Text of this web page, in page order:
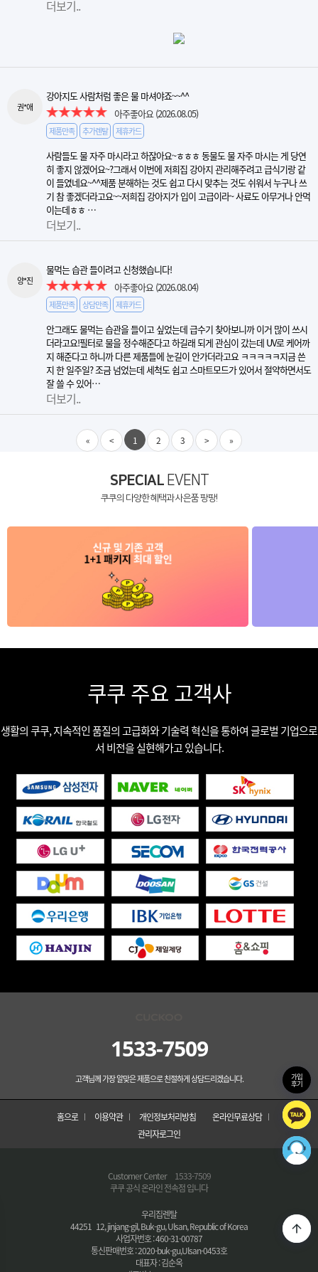
더보기..
권*애
강아지도 사람처럼 좋은 물 마셔야죠~~^^
아주좋아요(2026.08.05)
제품만족 추가렌탈 제휴카드
사람들도 물 자주 마시라고 하잖아요~ㅎㅎㅎ 동물도 물 자주 마시는 게 당연
히 좋지 않겠어요~?그래서 이번에 저희집 강아지 관리해주려고 급식기랑 같
이 들였네요~^^제품 분해하는 것도 쉽고 다시 맞추는 것도 쉬워서 누구나 쓰
기 참 좋겠더라고요~~저희집 강아지가 입이 고급이라~ 사료도 아무거나 안먹
이는데ㅎㅎ …
더보기..
양*진
물먹는 습관 들이려고 신청했습니다!
아주좋아요(2026.08.04)
제품만족 상담만족 제휴카드
안그래도 물먹는 습관을 들이고 싶었는데 급수기 찾아보니까 이거 많이 쓰시
더라고요!필터로 물을 정수해준다고 하길래 되게 관심이 갔는데 UV로 케어까
지 해준다고 하니까 다른 제품들에 눈길이 안가더라고요 ㅋㅋㅋㅋㅋ지금 쓴
지 한 일주일? 조금 넘었는데 세척도 쉽고 스마트모드가 있어서 절약하면서도
잘 쓸 수 있어…
더보기..
« < 1 2 3 > »
SPECIALEVENT
쿠쿠의 다양한 혜택과 사은품 팡팡!
쿠쿠 주요 고객사
생활의 쿠쿠, 지속적인 품질의 고급화와 기술력 혁신을 통하여 글로벌 기업으로
서 비전을 실현해가고 있습니다.
1533-7509
고객님께 가장 알맞은 제품으로 친절하게 상담드리겠습니다.
홈으로 이용약관 개인정보처리방침
온라인무료상담
관리자로그인
Customer Center 1533-7509
쿠쿠 공식 온라인 전속점 입니다
우리집렌탈
44251 12, jinjang-gil, Buk-gu, Ulsan, Republic of Korea
사업자번호 : 460-31-00787
통신판매번호 : 2020-buk-gu,Ulsan-0453호
대표자 : 김순옥
가입
후기